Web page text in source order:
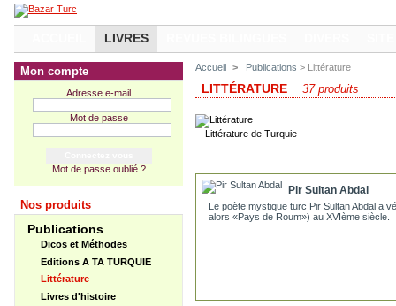
LIVRES
Mon compte
Adresse e-mail
Mot de passe
Mot de passe oublié ?
Nos produits
Publications
Dicos et Méthodes
Editions A TA TURQUIE
Littérature
Livres d'histoire
Accueil > Publications > Littérature
LITTÉRATURE 37 produits
Littérature de Turquie
Pir Sultan Abdal
Le poète mystique turc Pir Sultan Abdal a
alors «Pays de Roum») au XVIème siècle.